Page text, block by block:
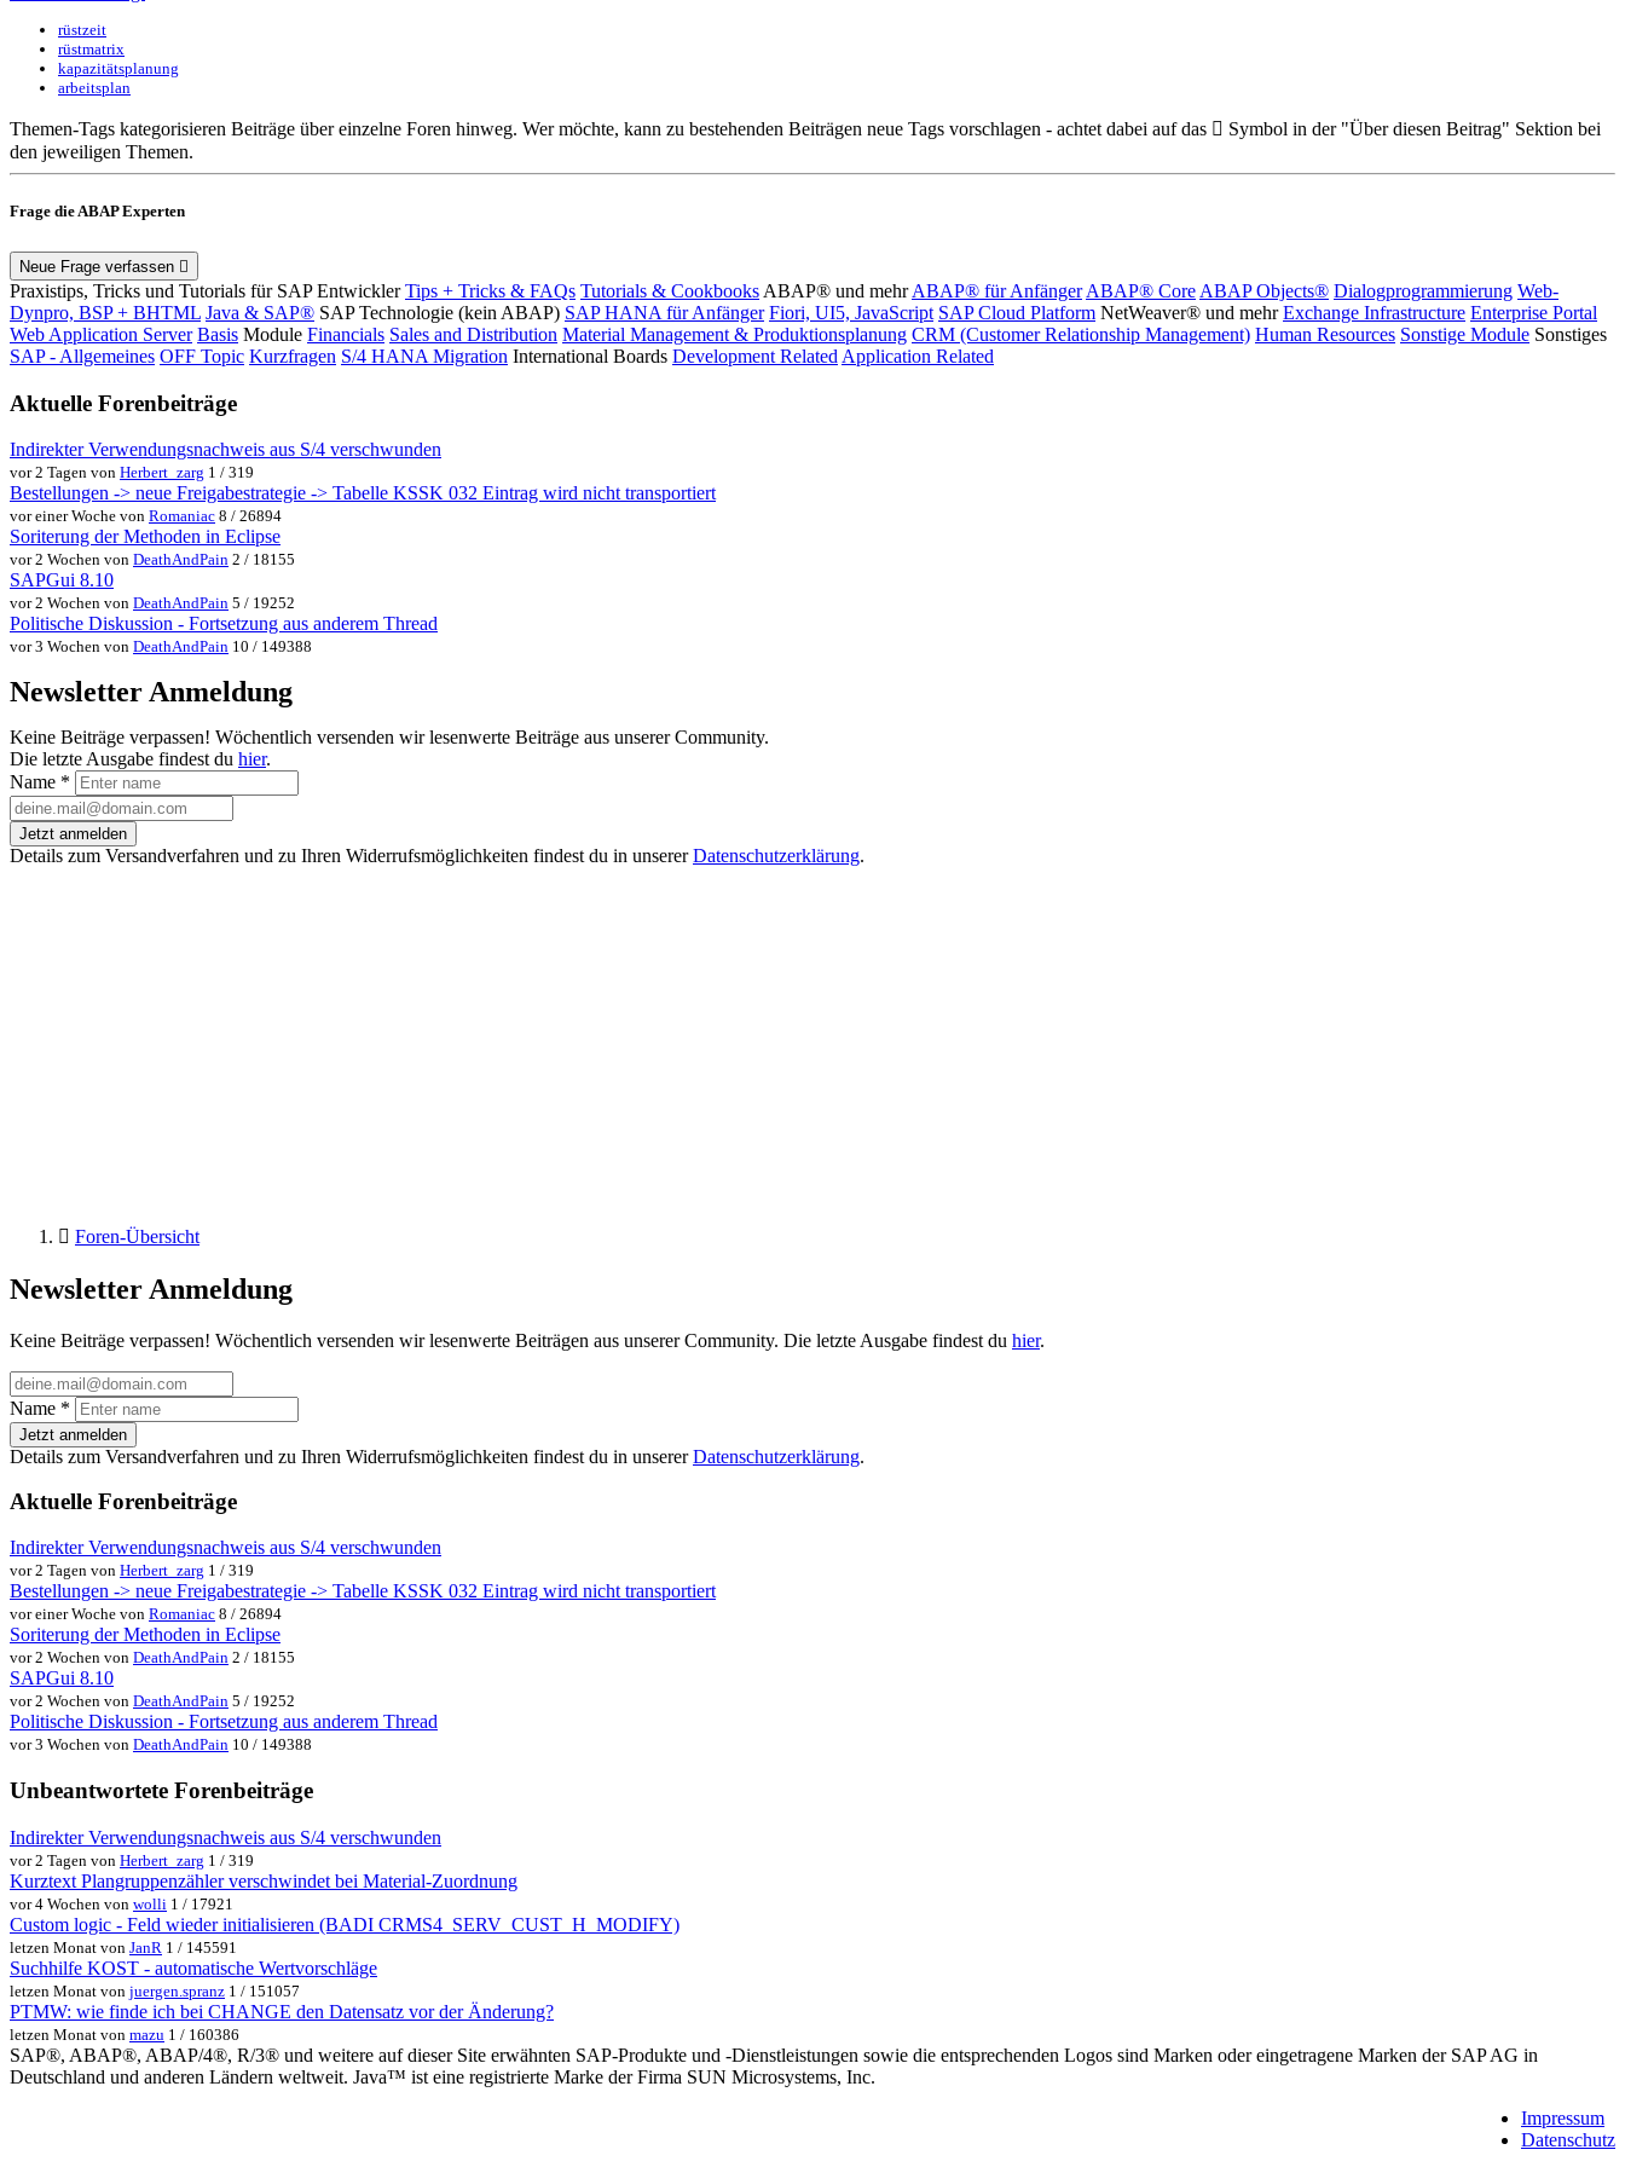
rüstzeit
rüstmatrix
kapazitätsplanung
arbeitsplan
Themen-Tags kategorisieren Beiträge über einzelne Foren hinweg. Wer möchte, kann zu bestehenden Beiträgen neue Tags vorschlagen - achtet dabei auf das
Symbol in der "Über diesen Beitrag" Sektion bei
den jeweiligen Themen.
Frage die ABAP Experten
Neue Frage verfassen
Praxistips, Tricks und Tutorials für SAP Entwickler Tips + Tricks & FAQs Tutorials & Cookbooks ABAP® und mehr ABAP® für Anfänger ABAP® Core ABAP Objects® Dialogprogrammierung Web-
Dynpro, BSP + BHTML Java & SAP® SAP Technologie (kein ABAP) SAP HANA für Anfänger Fiori, UI5, JavaScript SAP Cloud Platform NetWeaver® und mehr Exchange Infrastructure Enterprise Portal
Web Application Server Basis Module Financials Sales and Distribution Material Management & Produktionsplanung CRM (Customer Relationship Management) Human Resources Sonstige Module Sonstiges
SAP - Allgemeines OFF Topic Kurzfragen S/4 HANA Migration International Boards Development Related Application Related
Aktuelle Forenbeiträge
Indirekter Verwendungsnachweis aus S/4 verschwunden
vor 2 Tagen von Herbert_zarg 1 / 319
Bestellungen -> neue Freigabestrategie -> Tabelle KSSK 032 Eintrag wird nicht transportiert
vor einer Woche von Romaniac 8 / 26894
Soriterung der Methoden in Eclipse
vor 2 Wochen von DeathAndPain 2 / 18155
SAPGui 8.10
vor 2 Wochen von DeathAndPain 5 / 19252
Politische Diskussion - Fortsetzung aus anderem Thread
vor 3 Wochen von DeathAndPain 10 / 149388
Newsletter Anmeldung
Keine Beiträge verpassen! Wöchentlich versenden wir lesenwerte Beiträge aus unserer Community.
Die letzte Ausgabe findest du hier.
Name *
Jetzt anmelden
Details zum Versandverfahren und zu Ihren Widerrufsmöglichkeiten findest du in unsererDatenschutzerklärung.
Foren-Übersicht
Newsletter Anmeldung
Keine Beiträge verpassen! Wöchentlich versenden wir lesenwerte Beiträgen aus unserer Community. Die letzte Ausgabe findest du hier.
Name *
Jetzt anmelden
Details zum Versandverfahren und zu Ihren Widerrufsmöglichkeiten findest du in unsererDatenschutzerklärung.
Aktuelle Forenbeiträge
Indirekter Verwendungsnachweis aus S/4 verschwunden
vor 2 Tagen von Herbert_zarg 1 / 319
Bestellungen -> neue Freigabestrategie -> Tabelle KSSK 032 Eintrag wird nicht transportiert
vor einer Woche von Romaniac 8 / 26894
Soriterung der Methoden in Eclipse
vor 2 Wochen von DeathAndPain 2 / 18155
SAPGui 8.10
vor 2 Wochen von DeathAndPain 5 / 19252
Politische Diskussion - Fortsetzung aus anderem Thread
vor 3 Wochen von DeathAndPain 10 / 149388
Unbeantwortete Forenbeiträge
Indirekter Verwendungsnachweis aus S/4 verschwunden
vor 2 Tagen von Herbert_zarg 1 / 319
Kurztext Plangruppenzähler verschwindet bei Material-Zuordnung
vor 4 Wochen von wolli 1 / 17921
Custom logic - Feld wieder initialisieren (BADI CRMS4_SERV_CUST_H_MODIFY)
letzen Monat von JanR 1 / 145591
Suchhilfe KOST - automatische Wertvorschläge
letzen Monat von juergen.spranz 1 / 151057
PTMW: wie finde ich bei CHANGE den Datensatz vor der Änderung?
letzen Monat von mazu 1 / 160386
SAP®, ABAP®, ABAP/4®, R/3® und weitere auf dieser Site erwähnten SAP-Produkte und -Dienstleistungen sowie die entsprechenden Logos sind Marken oder eingetragene Marken der SAP AG in
Deutschland und anderen Ländern weltweit. Java™ ist eine registrierte Marke der Firma SUN Microsystems, Inc.
Impressum
Datenschutz